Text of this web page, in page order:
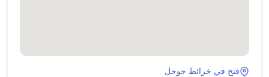
فتح في خرائط جوجل